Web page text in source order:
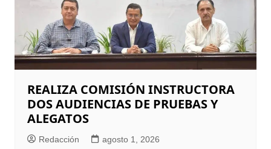
REALIZA COMISIÓN INSTRUCTORA
DOS AUDIENCIAS DE PRUEBAS Y
ALEGATOS
Redacción agosto 1, 2026